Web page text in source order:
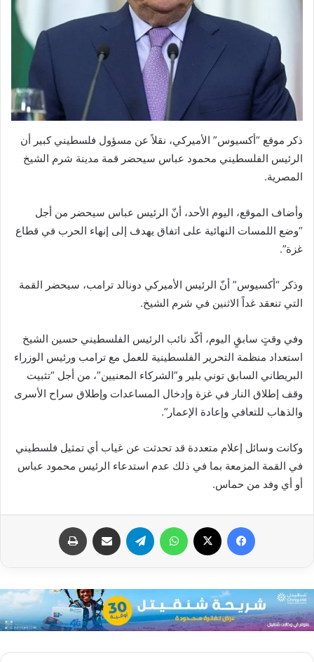
ذكر موقع “أكسيوس” الأميركي، نقلاً عن مسؤول فلسطيني كبير أن
الرئيس الفلسطيني محمود عباس سيحضر قمة مدينة شرم الشيخ
المصرية.
وأضاف الموقع، اليوم الأحد، أنّ الرئيس عباس سيحضر من أجل
“وضع اللمسات النهائية على اتفاق يهدف إلى إنهاء الحرب في قطاع
غزة”.
وذكر “أكسيوس” أنّ الرئيس الأميركي دونالد ترامب، سيحضر القمة
التي تنعقد غداً الاثنين في شرم الشيخ.
وفي وقتٍ سابقٍ اليوم، أكّد نائب الرئيس الفلسطيني حسين الشيخ
استعداد منظمة التحرير الفلسطينية للعمل مع ترامب ورئيس الوزراء
البريطاني السابق توني بلير و”الشركاء المعنيين”، من أجل “تثبيت
وقف إطلاق النار في غزة وإدخال المساعدات وإطلاق سراح الأسرى
والذهاب للتعافي وإعادة الإعمار”.
وكانت وسائل إعلام متعددة قد تحدثت عن غياب أي تمثيل فلسطيني
في القمة المزمعة بما في ذلك عدم استدعاء الرئيس محمود عباس
أو أي وفد من حماس.
فيسبوك واتساب تيلقرام مشاركة عبر البريد